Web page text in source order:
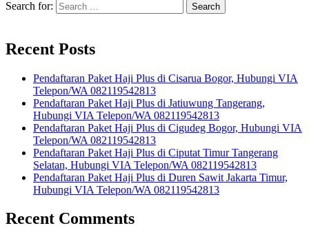
Search for:
Recent Posts
Pendaftaran Paket Haji Plus di Cisarua Bogor, Hubungi VIA
Telepon/WA 082119542813
Pendaftaran Paket Haji Plus di Jatiuwung Tangerang,
Hubungi VIA Telepon/WA 082119542813
Pendaftaran Paket Haji Plus di Cigudeg Bogor, Hubungi VIA
Telepon/WA 082119542813
Pendaftaran Paket Haji Plus di Ciputat Timur Tangerang
Selatan, Hubungi VIA Telepon/WA 082119542813
Pendaftaran Paket Haji Plus di Duren Sawit Jakarta Timur,
Hubungi VIA Telepon/WA 082119542813
Recent Comments